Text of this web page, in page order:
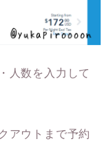
人数を入力して
アウトまで予約